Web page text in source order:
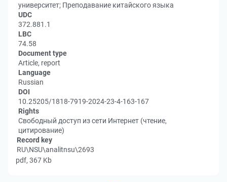
университет; Преподавание китайского языка
UDC
372.881.1
LBC
74.58
Document type
Article, report
Language
Russian
DOI
10.25205/1818-7919-2024-23-4-163-167
Rights
Свободный доступ из сети Интернет (чтение,
цитирование)
Record key
RU\NSU\analitnsu\2693
pdf, 367 Kb